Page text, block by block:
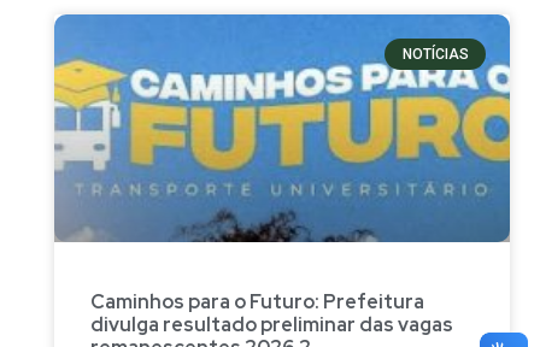
NOTÍCIAS
Caminhos para o Futuro: Prefeitura
divulga resultado preliminar das vagas